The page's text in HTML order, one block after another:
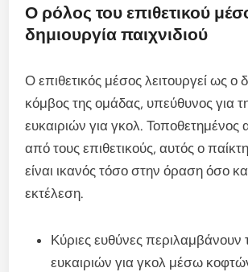
Ο ρόλος του επιθετικού
δημιουργία παιχνιδιού
Ο επιθετικός μέσος λειτουργεί ως ο
κόμβος της ομάδας, υπεύθυνος για
ευκαιριών για γκολ.
από τους επιθετικούς, αυτός ο
είναι ικανός τόσο στην όραση όσο
εκτέλεση.
Κύριες ευθύνες περιλαμβάνουν
ευκαιριών για γκολ μέσω